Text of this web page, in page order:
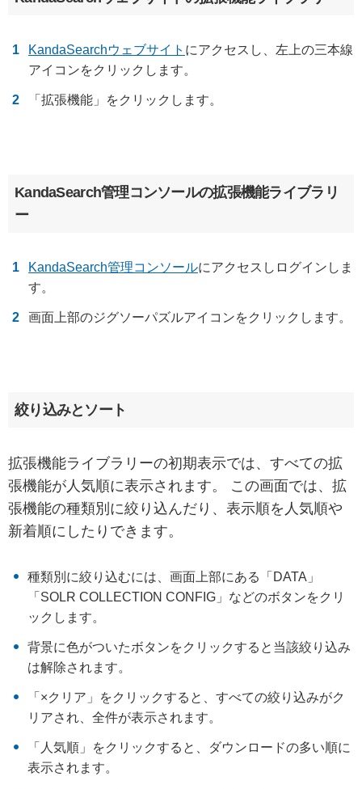
KandaSearchウェブサイト にアクセスし、左上の三本線
アイコンをクリックします。
「拡張機能」をクリックします。
KandaSearch管理コンソールの拡張機能ライブラリ
ー
KandaSearch管理コンソールにアクセスしログインしま
す。
画面上部のジグソーパズルアイコンをクリックします。
絞り込みとソート
拡張機能ライブラリーの初期表示では、すべての拡
張機能が人気順に表示されます。 この画面では、拡
張機能の種類別に絞り込んだり、表示順を人気順や
新着順にしたりできます。
種類別に絞り込むには、画面上部にある「DATA」
「SOLR COLLECTION CONFIG」などのボタンをクリ
ックします。
背景に色がついたボタンをクリックすると当該絞り込み
は解除されます。
「×クリア」をクリックすると、すべての絞り込みがク
リアされ、全件が表示されます。
「人気順」をクリックすると、ダウンロードの多い順に
表示されます。